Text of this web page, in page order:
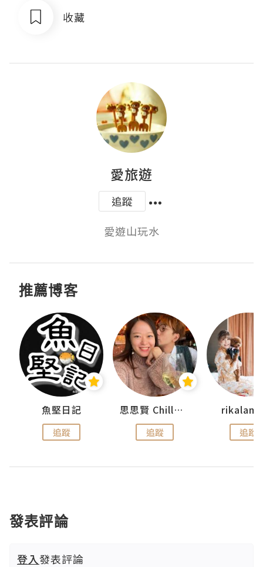
收藏
愛旅遊
追蹤
愛遊山玩水
推薦博客
魚堅日記
追蹤
思思賢 ChillMyBabe
追蹤 追蹤
發表評論
登入發表評論